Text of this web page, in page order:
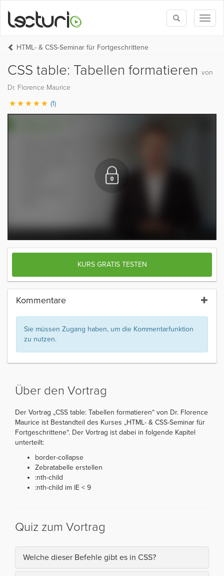
Toggle
search
HTML- & CSS-Seminar für Fortgeschrittene
CSS table: Tabellen formatieren von
Dr. Florence Maurice
(1)
KURS GRATIS TESTEN
Kommentare
Sie müssen Zugang haben, um die Kommentarfunktion
zu nutzen.
Über den Vortrag
Der Vortrag „CSS table: Tabellen formatieren“ von Dr. Florence
Maurice ist Bestandteil des Kurses „HTML- & CSS-Seminar für
Fortgeschrittene“. Der Vortrag ist dabei in folgende Kapitel
unterteilt:
border-collapse
Zebratabelle erstellen
:nth-child
:nth-child im IE < 9
Quiz zum Vortrag
Welche dieser Befehle gibt es in CSS?